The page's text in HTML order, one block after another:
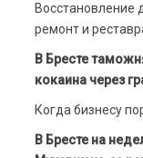
Восстановление
ремонт и
В Бресте
кокаина через
Когда бизнесу
В Бресте на